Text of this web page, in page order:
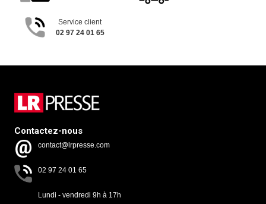
Service client
02 97 24 01 65
Contactez-nous
contact@lrpresse.com
02 97 24 01 65
Lundi - vendredi 9h à 17h